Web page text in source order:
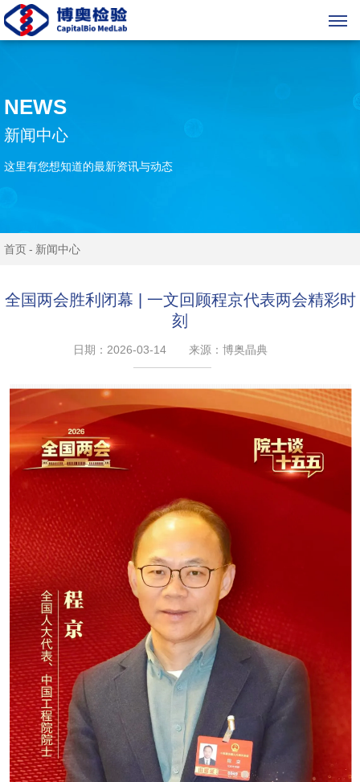
NEWS
新闻中心
这里有您想知道的最新资讯与动态
首页 新闻中心
全国两会胜利闭幕 | 一文回顾程京代表两会精彩时
刻
日期：2026-03-14 来源：博奥晶典